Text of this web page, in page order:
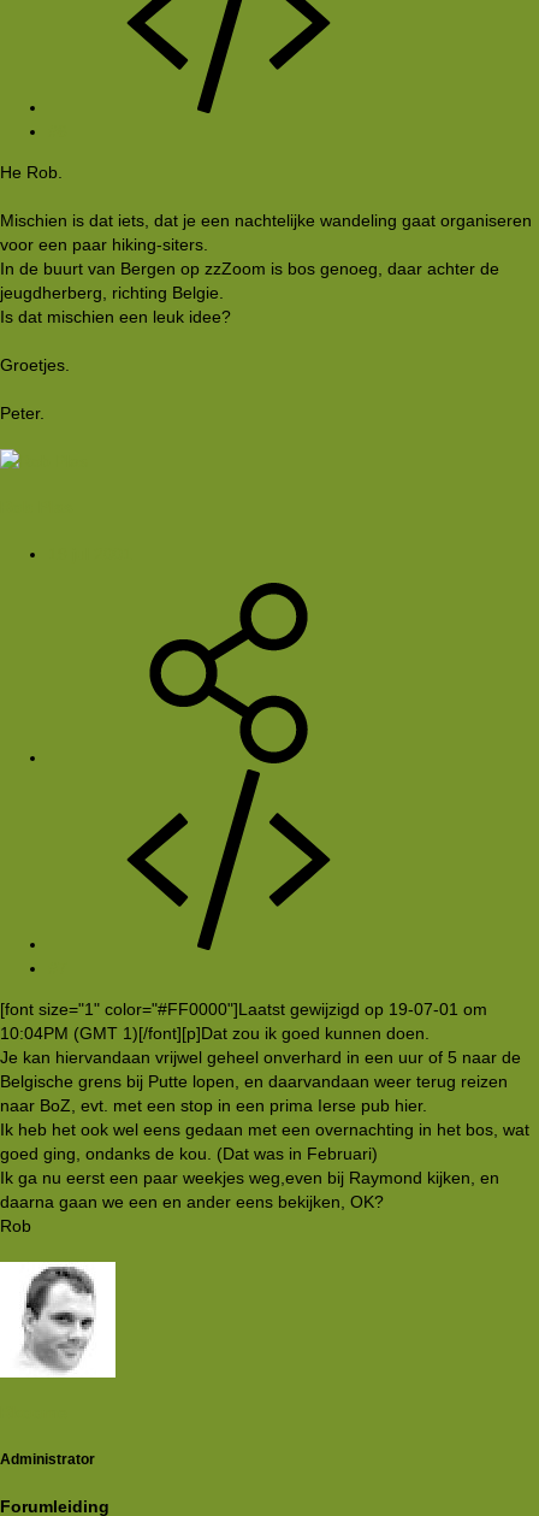
He Rob.
Mischien is dat iets, dat je een nachtelijke wandeling gaat organiseren
voor een paar hiking-siters.
In de buurt van Bergen op zzZoom is bos genoeg, daar achter de
jeugdherberg, richting Belgie.
Is dat mischien een leuk idee?
Groetjes.
Peter.
[font size="1" color="#FF0000"]Laatst gewijzigd op 19-07-01 om
10:04PM (GMT 1)[/font][p]Dat zou ik goed kunnen doen.
Je kan hiervandaan vrijwel geheel onverhard in een uur of 5 naar de
Belgische grens bij Putte lopen, en daarvandaan weer terug reizen
naar BoZ, evt. met een stop in een prima Ierse pub hier.
Ik heb het ook wel eens gedaan met een overnachting in het bos, wat
goed ging, ondanks de kou. (Dat was in Februari)
Ik ga nu eerst een paar weekjes weg,even bij Raymond kijken, en
daarna gaan we een en ander eens bekijken, OK?
Rob
Administrator
Forumleiding